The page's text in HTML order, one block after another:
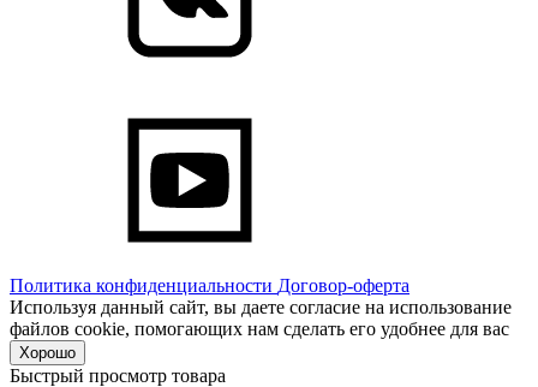
Политика конфиденциальности Договор-оферта
Используя данный сайт, вы даете согласие на использование
файлов cookie, помогающих нам сделать его удобнее для вас
Хорошо
Быстрый просмотр товара